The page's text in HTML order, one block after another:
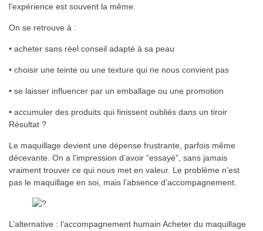
l’expérience est souvent la même.
On se retrouve à :
• acheter sans réel conseil adapté à sa peau
• choisir une teinte ou une texture qui ne nous convient pas
• se laisser influencer par un emballage ou une promotion
• accumuler des produits qui finissent oubliés dans un tiroir
Résultat ?
Le maquillage devient une dépense frustrante, parfois même
décevante. On a l’impression d’avoir “essayé”, sans jamais
vraiment trouver ce qui nous met en valeur. Le problème n’est
pas le maquillage en soi, mais l’absence d’accompagnement.
L’alternative : l’accompagnement humain Acheter du maquillage